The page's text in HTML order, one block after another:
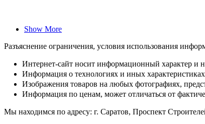
Show More
Разъяснение ограничения, условия использования
Интернет-сайт носит информационный характер и
Информация о технологиях и иных
Изображения товаров на любых фотографиях,
Информация по ценам, может отличаться от
Мы находимся по адресу: г. Саратов, Проспект